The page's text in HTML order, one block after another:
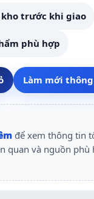
trước khi giao
phù hợp
Làm mới
để xem thông tin
quan và nguồn phù